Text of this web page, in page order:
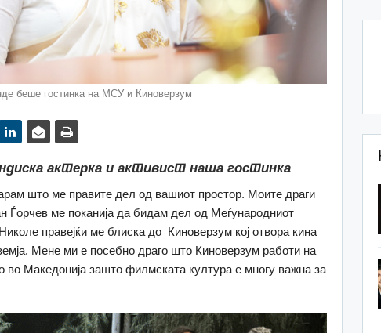
беше гостинка на МСУ и Киноверзум
актерка и активист наша гостинка
што ме правите дел од вашиот простор. Моите драги
Ѓорчев ме поканија да бидам дел од Меѓународниот
правејќи ме блиска до Киноверзум кој отвора кина
Мене ми е посебно драго што Киноверзум работи на
во Македонија зашто филмската култура е многу важна за